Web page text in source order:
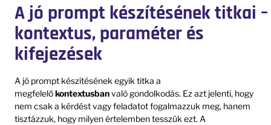
A jó prompt készítésének titkai –
kontextus, paraméter és
kifejezések
A jó prompt készítésének egyik titka a
megfelelőkontextusbanvaló gondolkodás. Ez azt jelenti, hogy
nem csak a kérdést vagy feladatot fogalmazzuk meg, hanem
tisztázzuk, hogy milyen értelemben tesszük ezt. A